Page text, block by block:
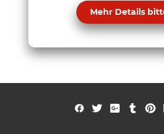
Mehr Details